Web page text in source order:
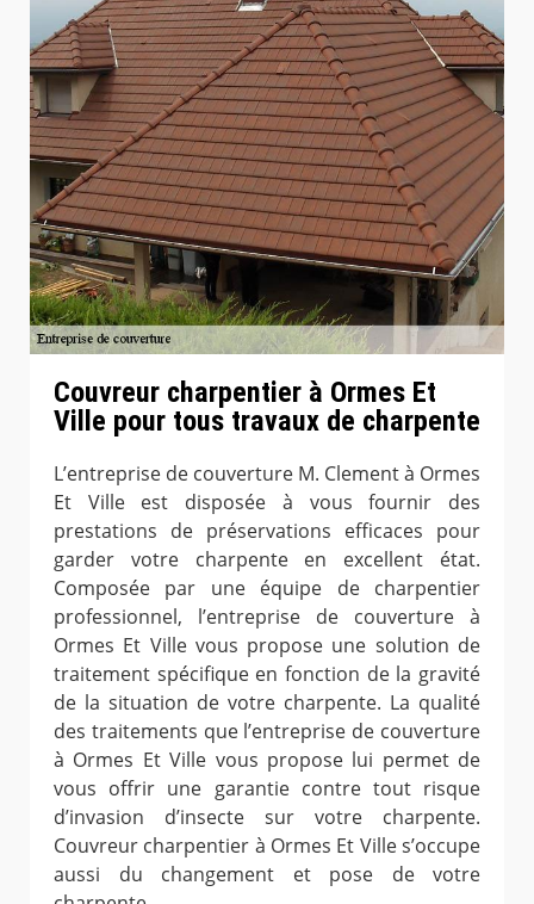
Couvreur charpentier à Ormes Et
Ville pour tous travaux de charpente
L’entreprise de couverture M. Clement à Ormes
Et Ville est disposée à vous fournir des
prestations de préservations efficaces pour
garder votre charpente en excellent état.
Composée par une équipe de charpentier
professionnel, l’entreprise de couverture à
Ormes Et Ville vous propose une solution de
traitement spécifique en fonction de la gravité
de la situation de votre charpente. La qualité
des traitements que l’entreprise de couverture
à Ormes Et Ville vous propose lui permet de
vous offrir une garantie contre tout risque
d’invasion d’insecte sur votre charpente.
Couvreur charpentier à Ormes Et Ville s’occupe
aussi du changement et pose de votre